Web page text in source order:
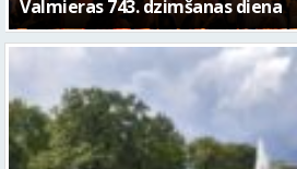
FOTO: Valmieras pilsētas svētku